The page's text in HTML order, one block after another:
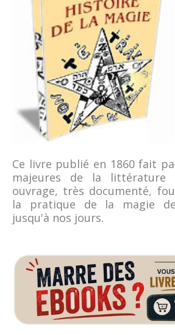
Ce livre publié en 1860 fait
majeures de la littérature
ouvrage, très documenté,
la pratique de la magie
jusqu'à nos jours.